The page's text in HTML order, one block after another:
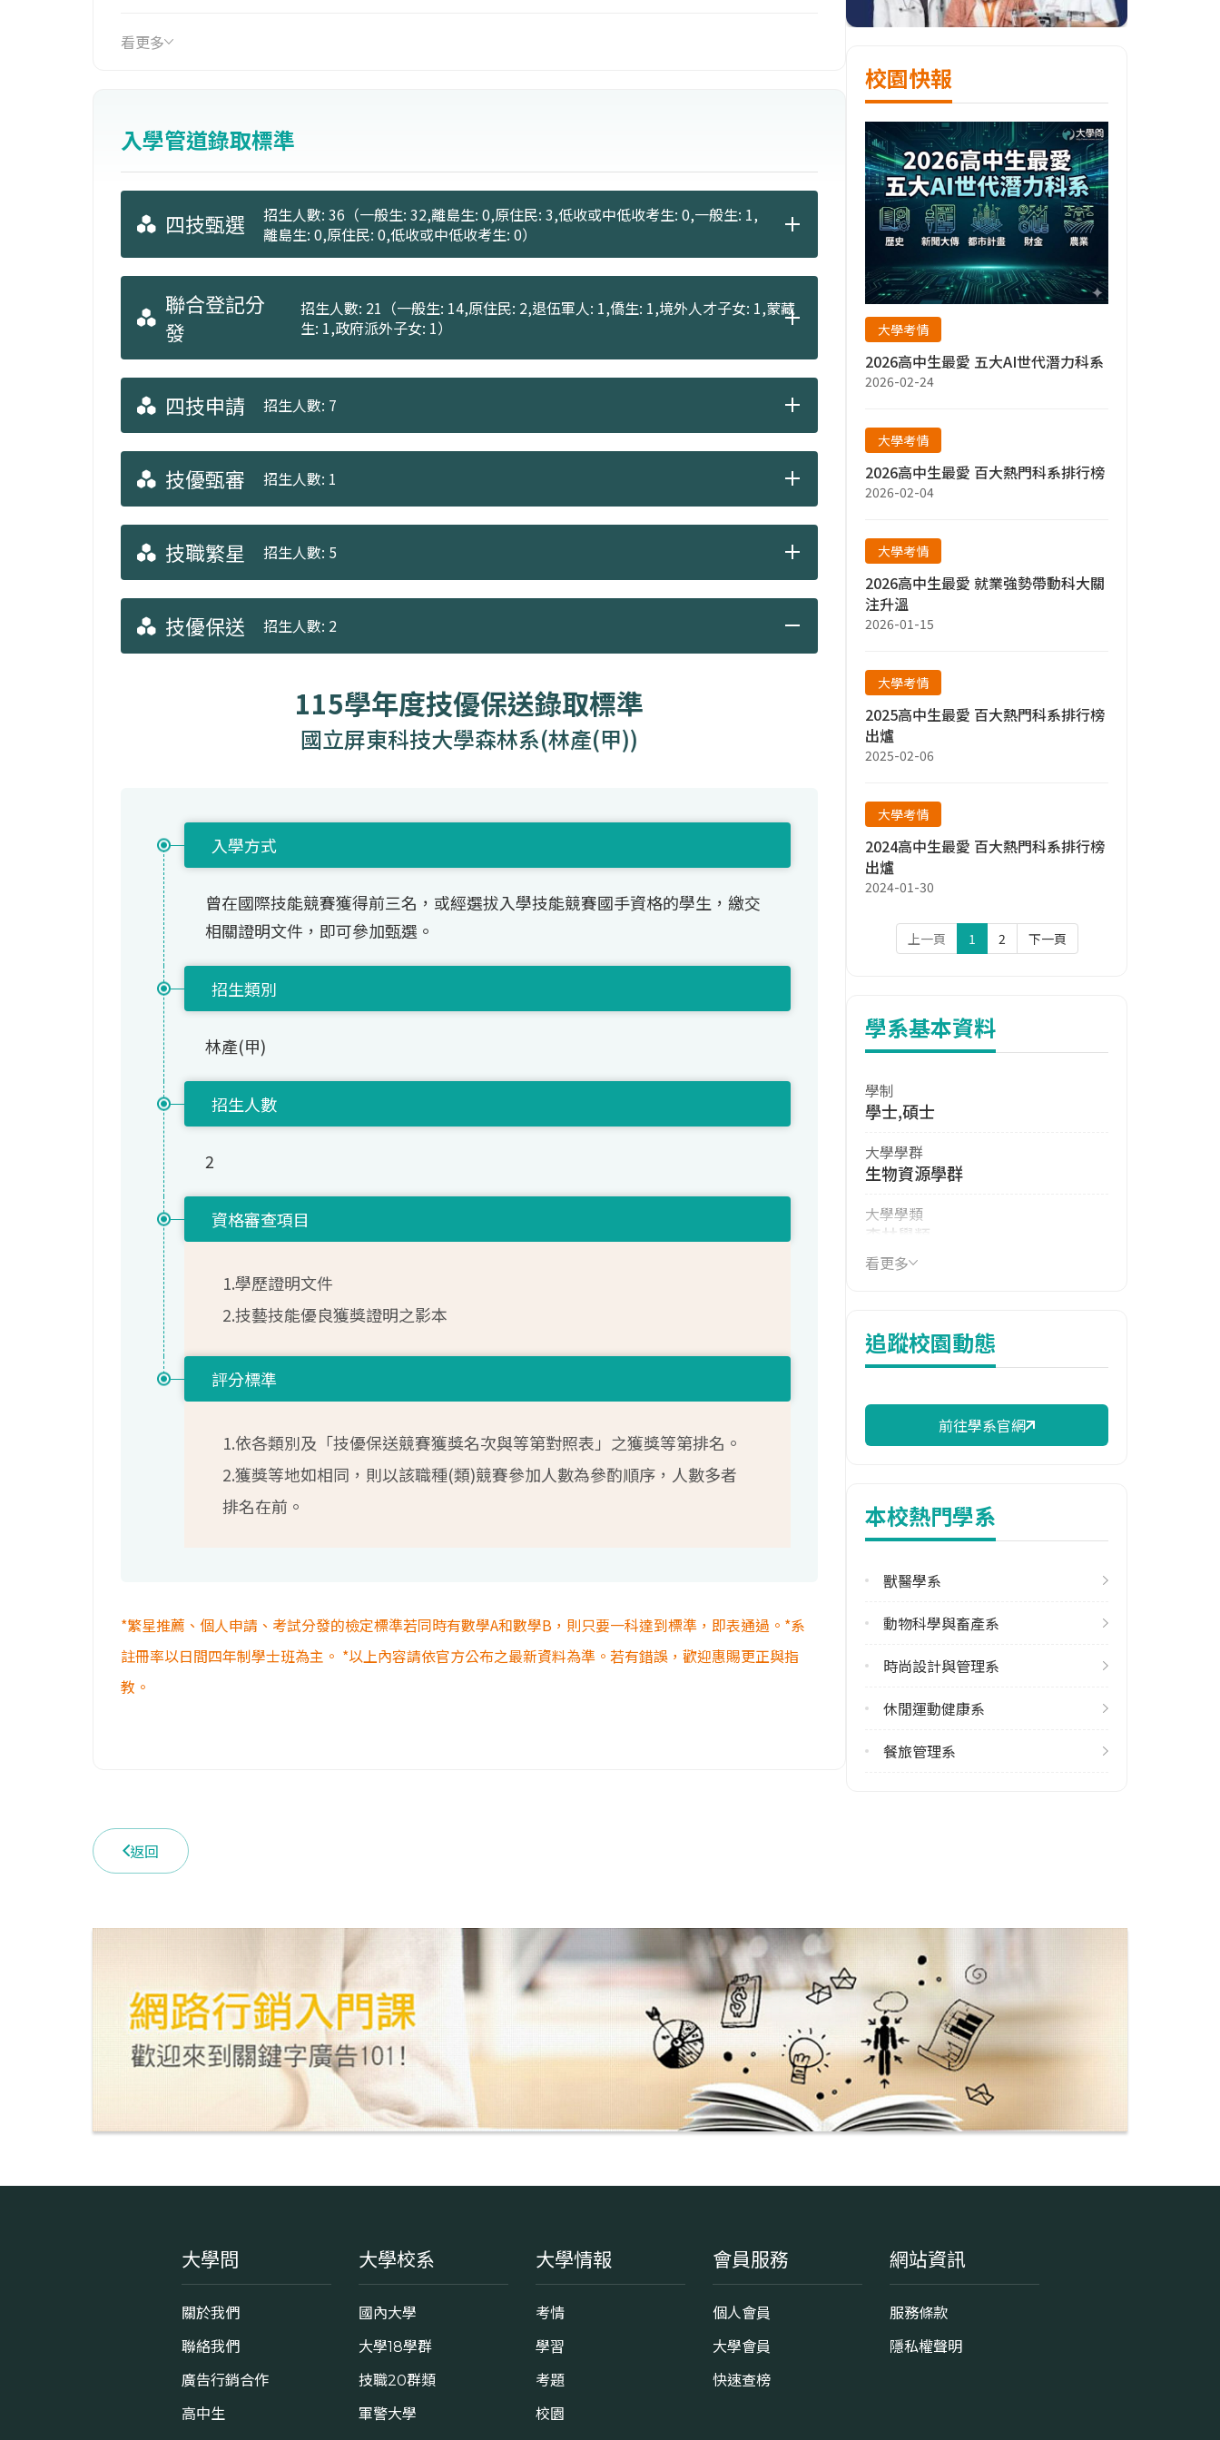
看更多
入學管道錄取標準
四技甄選
招生人數: 36（一般生: 32,離島生: 0,原住民: 3,低收或中低收考生: 0,一般生: 1,
離島生: 0,原住民: 0,低收或中低收考生: 0）
聯合登記分
發
招生人數: 21（一般生: 14,原住民: 2,退伍軍人: 1,僑生: 1,境外人才子女: 1,蒙藏
生: 1,政府派外子女: 1）
四技申請 招生人數: 7
技優甄審 招生人數: 1
技職繁星 招生人數: 5
技優保送 招生人數: 2
115學年度技優保送錄取標準
國立屏東科技大學森林系(林產(甲))
入學方式
曾在國際技能競賽獲得前三名，或經選拔入學技能競賽國手資格的學生，繳交
相關證明文件，即可參加甄選。
招生類別
林產(甲)
招生人數
2
資格審查項目
1.學歷證明文件
2.技藝技能優良獲獎證明之影本
評分標準
1.依各類別及「技優保送競賽獲獎名次與等第對照表」之獲獎等第排名。
2.獲獎等地如相同，則以該職種(類)競賽參加人數為參酌順序，人數多者
排名在前。
*繁星推薦、個人申請、考試分發的檢定標準若同時有數學A和數學B，則只要一科達到標準，即表通過。*系
註冊率以日間四年制學士班為主。 *以上內容請依官方公布之最新資料為準。若有錯誤，歡迎惠賜更正與指
教。
校園快報
大學考情
2026高中生最愛 五大AI世代潛力科系
2026-02-24
大學考情
2026高中生最愛 百大熱門科系排行榜
2026-02-04
大學考情
2026高中生最愛 就業強勢帶動科大關
注升溫
2026-01-15
大學考情
2025高中生最愛 百大熱門科系排行榜
出爐
2025-02-06
大學考情
2024高中生最愛 百大熱門科系排行榜
出爐
2024-01-30
上一頁 1 2 下一頁
學系基本資料
學制
學士,碩士
大學學群
生物資源學群
大學學類
森林學類
技職群類
114年學費
16,830 元/學期
114年雜費
10,510 元/學期
校際選課人數
113學年度下學期
雙主修人數
113學年度上學期
1
1
學系電話
看更多
追蹤校園動態
前往學系官網
本校熱門學系
獸醫學系
動物科學與畜產系
時尚設計與管理系
休閒運動健康系
餐旅管理系
返回
大學問
關於我們
聯絡我們
廣告行銷合作
高中生
大學校系
國內大學
大學18學群
技職20群類
軍警大學
大學情報
考情
學習
考題
校園
會員服務
個人會員
大學會員
快速查榜
網站資訊
服務條款
隱私權聲明